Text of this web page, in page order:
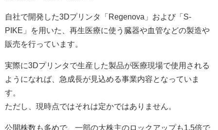
自社で開発した3Dプリンタ「Regenova」および「S-
PIKE」を用いた、再生医療に使う臓器や血管などの製造や
販売を行っています。
実際に3Dプリンタで生産した製品が医療現場で使用される
ようになれば、急成長が見込める事業内容となっていま
す。
ただし、現時点ではそれは定かではありません。
公開株数も多めで、一部の大株主のロックアップも1.5倍で